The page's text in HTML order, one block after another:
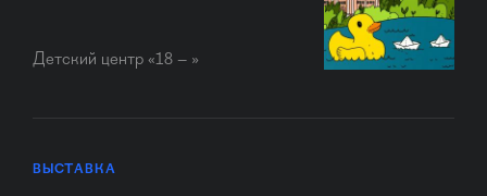
Детский центр «18 – »
ВЫСТАВКА